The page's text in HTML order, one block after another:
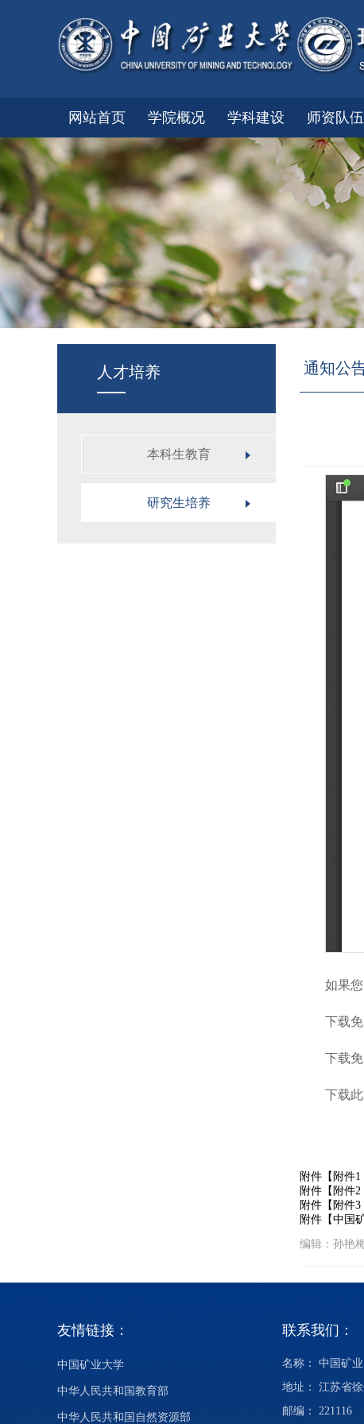
网站首页 学院概况 学科建设 师资队伍
人才培养
本科生教育
研究生培养
通知公
如果
下载
下载
下载此
附件【 附件
附件【 附件
附件【 附件
附件【中国
编辑：孙艳
友情链接：
中国矿业大学
中华人民共和国教育部
中华人民共和国自然资源部
联系我们：
名称： 中国矿
地址： 江苏省
邮编： 221116